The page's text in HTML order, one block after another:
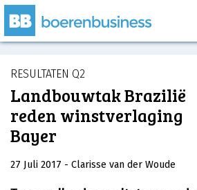
RESULTATEN Q2
Landbouwtak Brazilië
reden winstverlaging
Bayer
27 Juli 2017 - Clarisse van der Woude